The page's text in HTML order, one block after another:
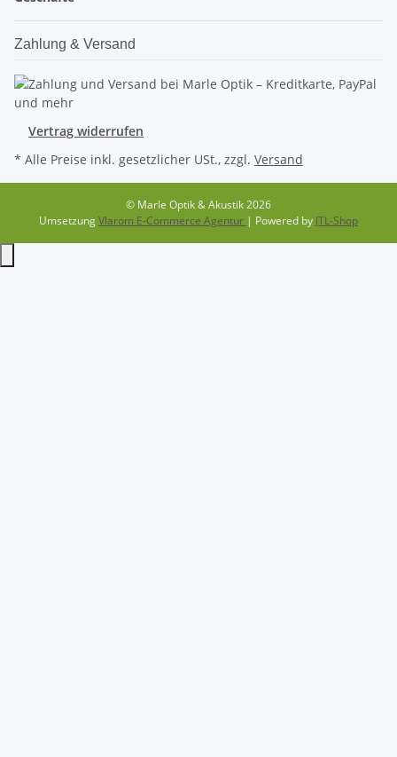
Zahlung & Versand
Vertrag widerrufen
* Alle Preise inkl. gesetzlicher USt., zzgl. Versand
© Marle Optik & Akustik 2026
UmsetzungVlarom E-Commerce Agentur | Powered by JTL-Shop